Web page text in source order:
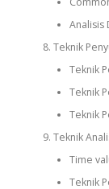
Analisis
Teknik
Teknik
Teknik
Teknik
Teknik
Time
Teknik